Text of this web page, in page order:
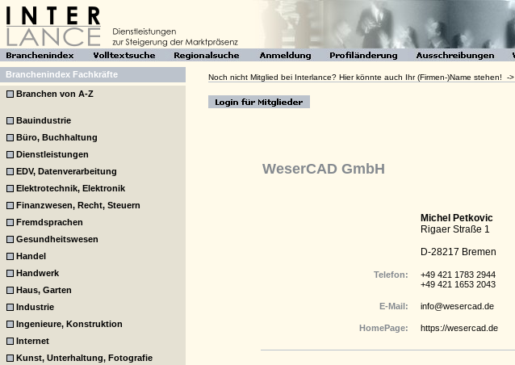
Branchenindex Fachkräfte Noch nicht Mitglied bei Interlance? Hier könnte auch Ihr (Firmen-)Name stehen! ->
Branchen von A-Z
Bauindustrie
Büro, Buchhaltung
Dienstleistungen
EDV, Datenverarbeitung
Elektrotechnik, Elektronik
Finanzwesen, Recht, Steuern
Fremdsprachen
Gesundheitswesen
Handel
Handwerk
Haus, Garten
Industrie
Ingenieure, Konstruktion
Internet
Kunst, Unterhaltung, Fotografie
WeserCAD GmbH
Michel Petkovic
Rigaer Straße 1
D-28217 Bremen
Telefon:
+49 421 1783 2944
+49 421 1653 2043
E-Mail: info@wesercad.de
HomePage: https://wesercad.de